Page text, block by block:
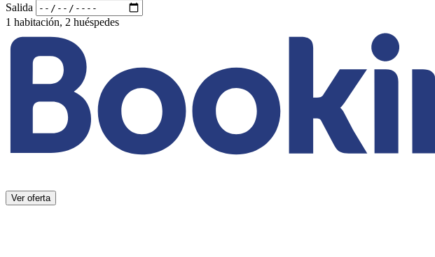
Salida
1 habitación, 2 huéspedes
Ver oferta